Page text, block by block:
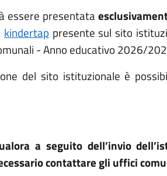
essere presentata
kindertap presente sul sito
- Anno educativo 2026/
del sito istituzionale è
a seguito dell’invio
contattare gli uffici